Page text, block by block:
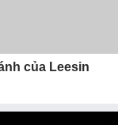
của Leesin